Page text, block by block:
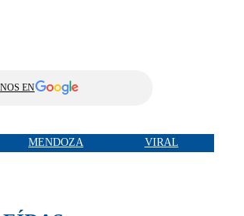
EN
MENDOZA VIRAL